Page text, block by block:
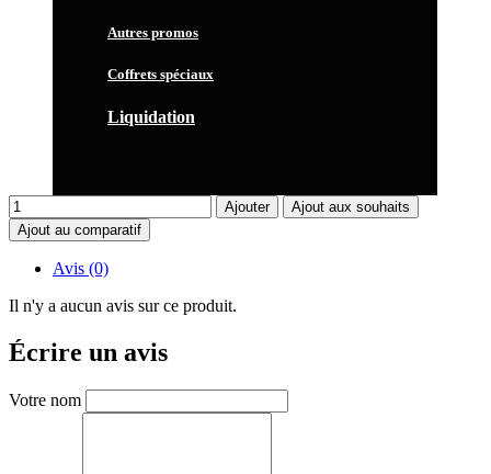
Autres promos
Coffrets spéciaux
Liquidation
Ajouter
Ajout aux souhaits
Ajout au comparatif
Avis (0)
Il n'y a aucun avis sur ce produit.
Écrire un avis
Votre nom